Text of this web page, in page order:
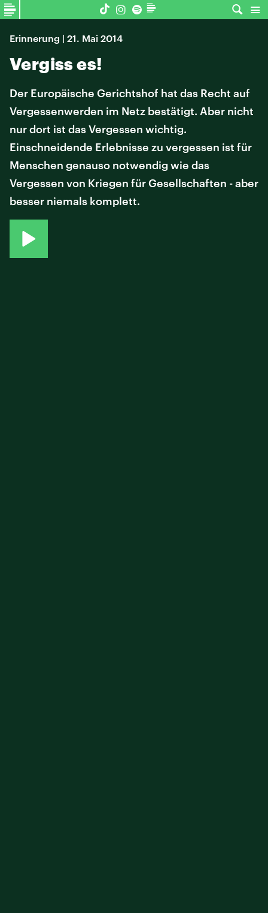
Erinnerung | 21. Mai 2014
Vergiss es!
Der Europäische Gerichtshof hat das Recht auf
Vergessenwerden im Netz bestätigt. Aber nicht
nur dort ist das Vergessen wichtig.
Einschneidende Erlebnisse zu vergessen ist für
Menschen genauso notwendig wie das
Vergessen von Kriegen für Gesellschaften - aber
besser niemals komplett.